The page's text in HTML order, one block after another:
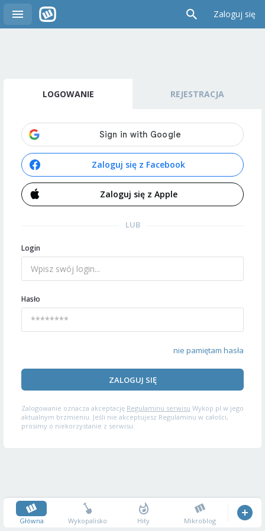
Zaloguj się
LOGOWANIE REJESTRACJA
Zaloguj się z Facebook
Zaloguj się z Apple
LUB
Login
Hasło
nie pamiętam hasła
ZALOGUJ SIĘ
Zalogowanie oznacza akceptację Regulaminu serwisu Wykop.pl w jego
aktualnym brzmieniu. Jeśli nie akceptujesz Regulaminu w całości,
prosimy o niekorzystanie z serwisu.
Główna Wykopalisko Hity Mikroblog